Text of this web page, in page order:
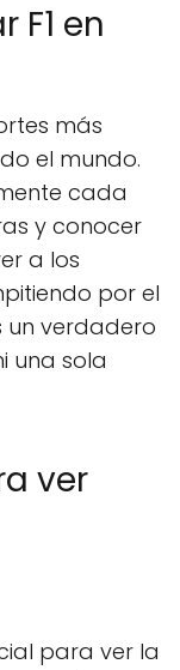
F1 en
más
el mundo.
cada
y conocer
a los
por el
un verdadero
una sola
ver
para ver la